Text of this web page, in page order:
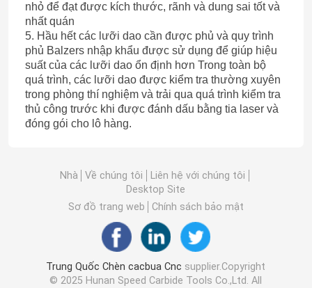
nhỏ để đạt được kích thước, rãnh và dung sai tốt và
nhất quán
5. Hầu hết các lưỡi dao cần được phủ và quy trình
phủ Balzers nhập khẩu được sử dụng để giúp hiệu
suất của các lưỡi dao ổn định hơn Trong toàn bộ
quá trình, các lưỡi dao được kiểm tra thường xuyên
trong phòng thí nghiệm và trải qua quá trình kiểm tra
thủ công trước khi được đánh dấu bằng tia laser và
đóng gói cho lô hàng.
Nhà Về chúng tôi
Liên hệ với chúng tôi
Desktop Site
Sơ đồ trang web
Chính sách bảo mật
Trung Quốc Chèn cacbua Cnc supplier.Copyright
© 2025 Hunan Speed Carbide Tools Co.,Ltd. All